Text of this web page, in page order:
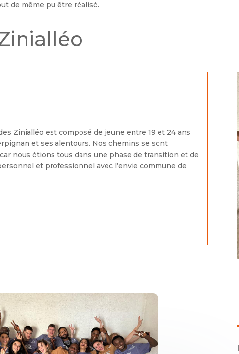
de même pu être réalisé.
Zinialléo est composé de jeune entre 19 et 24 ans
et ses alentours. Nos chemins se sont
nous étions tous dans une phase de transition et de
et professionnel avec l’envie commune de